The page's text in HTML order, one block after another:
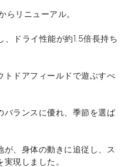
リニューアル。
ドライ性能が約1.5倍長持ち
トドアフィールドで遊ぶすべ
バランスに優れ、季節を選ば
、身体の動きに追従し、ス
現しました。